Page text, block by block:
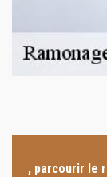
, parcourir le